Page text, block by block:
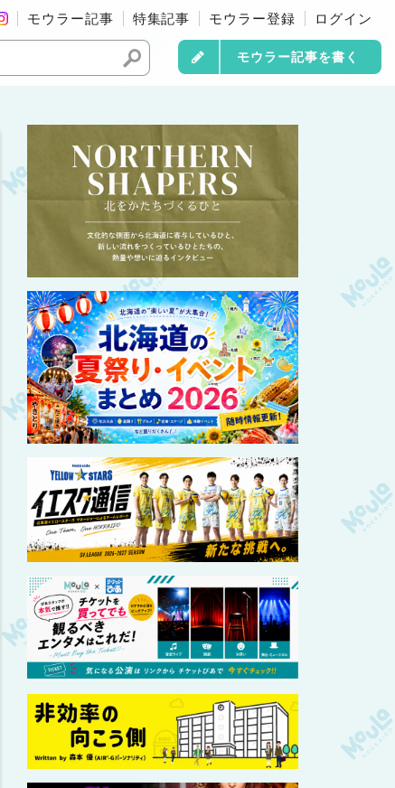
モウラー記事 特集記事 モウラー登録 ログイン
モウラー記事を書く